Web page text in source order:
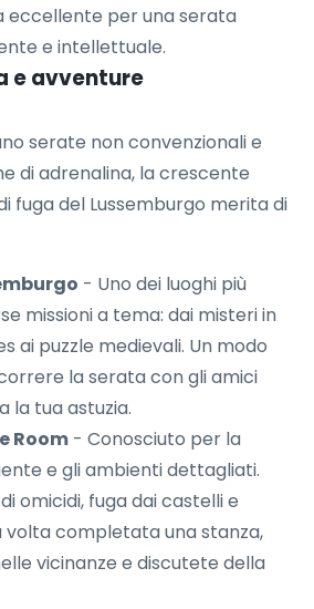
eccellente per una serata
e intellettuale.
e avventure
serate non convenzionali e
di adrenalina, la crescente
fuga del Lussemburgo merita di
- Uno dei luoghi più
missioni a tema: dai misteri in
ai puzzle medievali. Un modo
la serata con gli amici
la tua astuzia.
Room - Conosciuto per la
e gli ambienti dettagliati.
omicidi, fuga dai castelli e
volta completata una stanza,
vicinanze e discutete della